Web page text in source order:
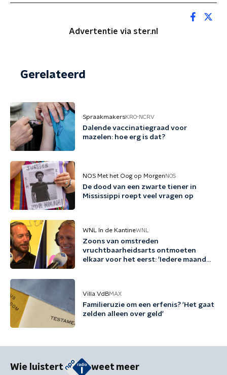
Advertentie via ster.nl
Gerelateerd
SpraakmakersKRO-NCRV
Dalende vaccinatiegraad voor
mazelen: hoe erg is dat?
NOS Met het Oog op Morgen NOS
De dood van een zwarte tiener in
Mississippi roept veel vragen op
WNL In de KantineWNL
Zoons van omstreden
vruchtbaarheidsarts ontmoeten
elkaar voor het eerst: 'Iedere maand
Villa VdBMAX
Familieruzie om een erfenis? 'Het gaat
zelden alleen over geld'
Wie luistert weet meer